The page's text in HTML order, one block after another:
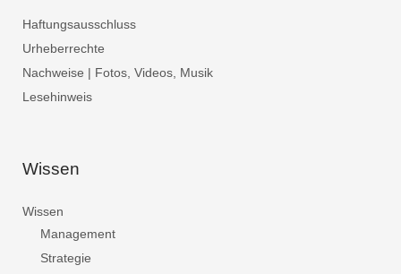
Haftungsausschluss
Urheberrechte
Nachweise | Fotos, Videos, Musik
Lesehinweis
Wissen
Wissen
Management
Strategie